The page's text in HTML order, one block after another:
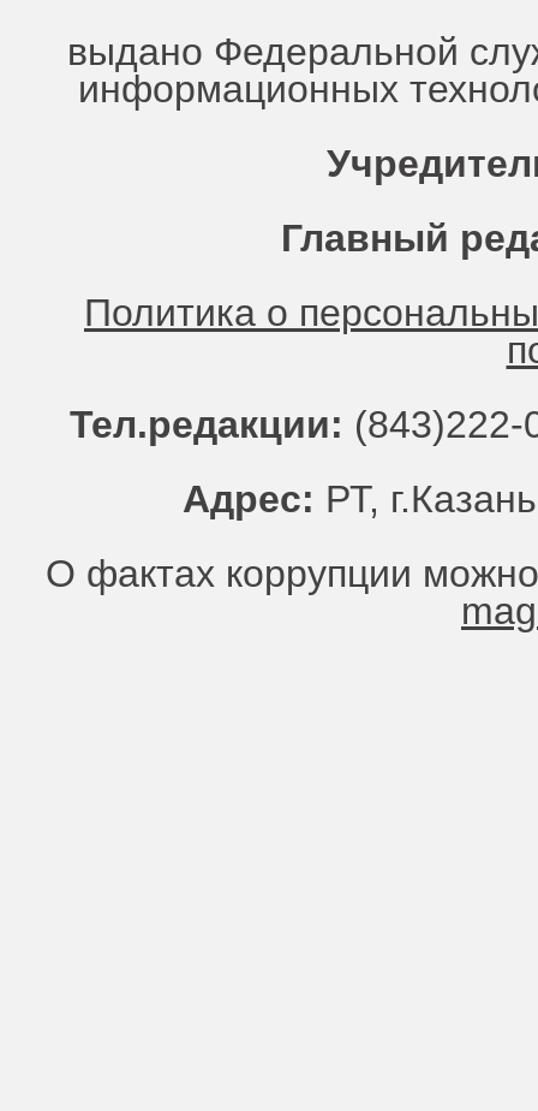
выдано Федеральной
информационных
Главный
Политика о
Тел.редакции:
Адрес: РТ,
О фактах коррупции